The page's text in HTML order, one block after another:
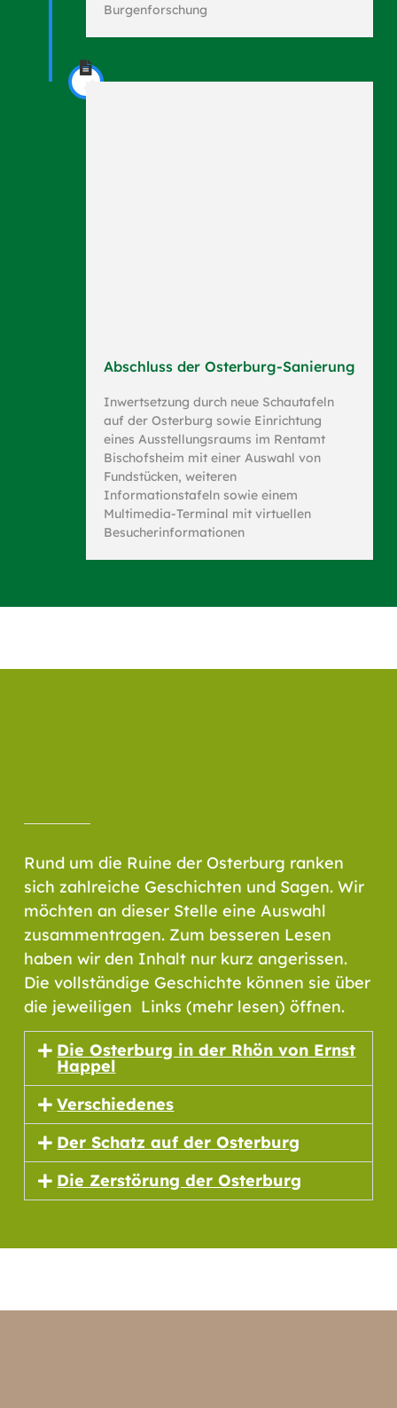
Burgenforschung
Abschluss der Osterburg-Sanierung
Inwertsetzung durch neue Schautafeln
auf der Osterburg sowie Einrichtung
eines Ausstellungsraums im Rentamt
Bischofsheim mit einer Auswahl von
Fundstücken, weiteren
Informationstafeln sowie einem
Multimedia-Terminal mit virtuellen
Besucherinformationen
Rund um die Ruine der Osterburg ranken
sich zahlreiche Geschichten und Sagen. Wir
möchten an dieser Stelle eine Auswahl
zusammentragen. Zum besseren Lesen
haben wir den Inhalt nur kurz angerissen.
Die vollständige Geschichte können sie über
die jeweiligen Links (mehr lesen) öffnen.
Die Osterburg in der Rhön von Ernst
Happel
Verschiedenes
Der Schatz auf der Osterburg
Die Zerstörung der Osterburg